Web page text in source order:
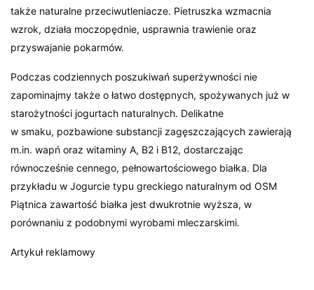
także naturalne przeciwutleniacze. Pietruszka wzmacnia
wzrok, działa moczopędnie, usprawnia trawienie oraz
przyswajanie pokarmów.
Podczas codziennych poszukiwań superżywności nie
zapominajmy także o łatwo dostępnych, spożywanych już w
starożytności jogurtach naturalnych. Delikatne
w smaku, pozbawione substancji zagęszczających zawierają
m.in. wapń oraz witaminy A, B2 i B12, dostarczając
równocześnie cennego, pełnowartościowego białka. Dla
przykładu w Jogurcie typu greckiego naturalnym od OSM
Piątnica zawartość białka jest dwukrotnie wyższa, w
porównaniu z podobnymi wyrobami mleczarskimi.
Artykuł reklamowy